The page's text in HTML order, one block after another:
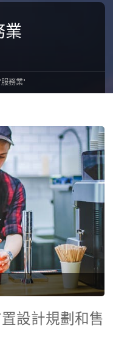
業
務業"
設計規劃和售